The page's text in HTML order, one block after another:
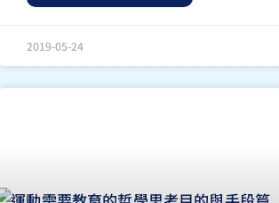
2019-05-24